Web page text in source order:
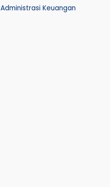
Administrasi Keuangan